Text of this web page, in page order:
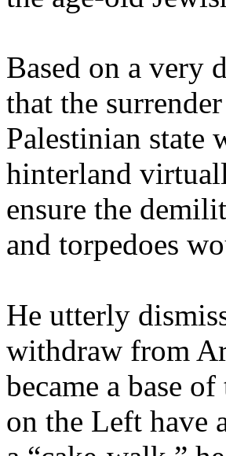
Based on a very
that the surrender
Palestinian state
hinterland
ensure the
and torpedoes
He utterly
withdraw from
became a base of
on the Left have